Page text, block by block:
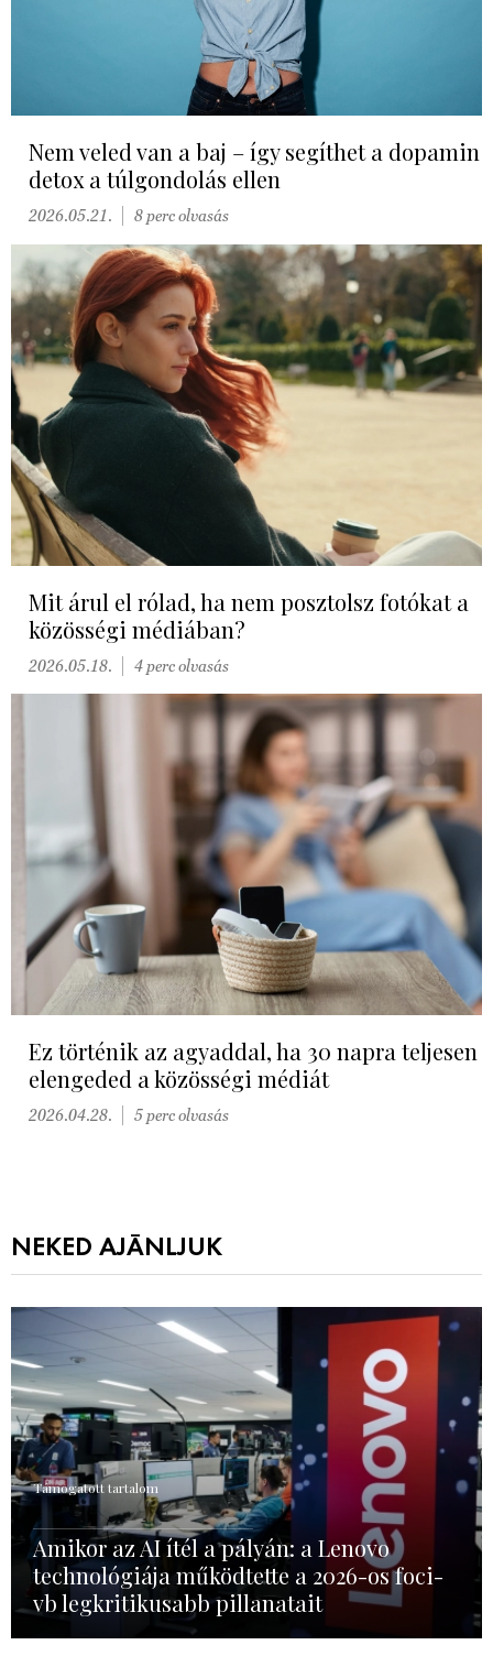
Nem veled van a baj – így segíthet a dopamin
detox a túlgondolás ellen
2026.05.21. 8 perc olvasás
Mit árul el rólad, ha nem posztolsz fotókat a
közösségi médiában?
2026.05.18. 4 perc olvasás
Ez történik az agyaddal, ha 30 napra teljesen
elengeded a közösségi médiát
2026.04.28. 5 perc olvasás
NEKED AJÁNLJUK
Támogatott tartalom
Amikor az AI ítél a pályán: a Lenovo
technológiája működtette a 2026-os foci-
vb legkritikusabb pillanatait